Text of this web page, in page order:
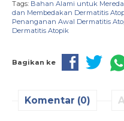
Tags: Bahan Alami untuk
dan Membedakan Dermatitis
Penanganan Awal Dermatitis
Dermatitis Atopik
Bagikan ke
Komentar (0)